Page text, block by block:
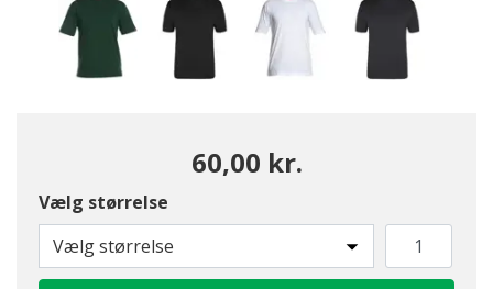
valgte
60,00 kr.
Vælg størrelse
Vælg størrelse